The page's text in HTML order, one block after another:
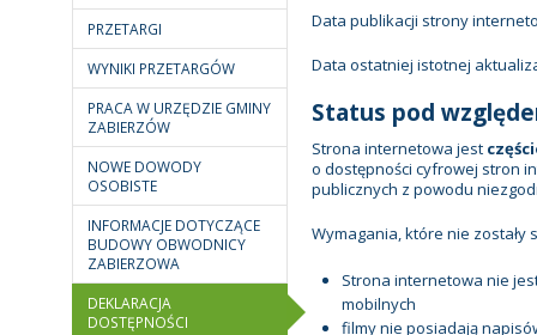
PRZETARGI
WYNIKI PRZETARGÓW
PRACA W URZĘDZIE GMINY
ZABIERZÓW
NOWE DOWODY
OSOBISTE
INFORMACJE DOTYCZĄCE
BUDOWY OBWODNICY
ZABIERZOWA
DEKLARACJA
DOSTĘPNOŚCI
Data publikacji strony
Data ostatniej istotnej
Status pod
Strona internetowa jest
o dostępności cyfrowej stron
publicznych z powodu
Wymagania, które nie zostały
Strona internetowa nie
mobilnych
filmy nie posiadają